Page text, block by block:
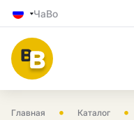
ЧаВо
Главная • Каталог •